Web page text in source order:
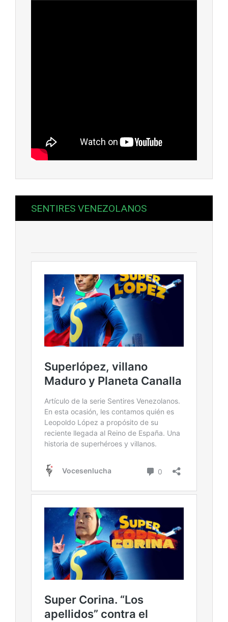
SENTIRES VENEZOLANOS